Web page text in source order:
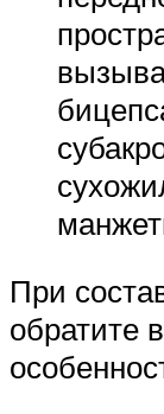
При
обратите